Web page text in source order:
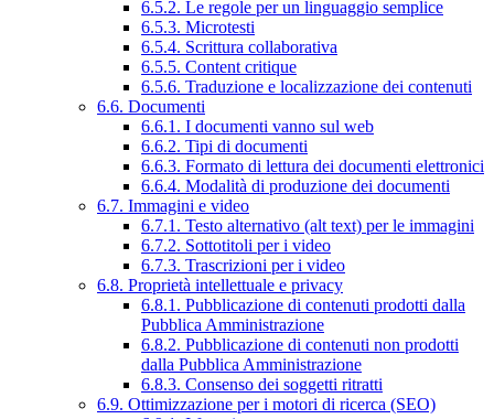
6.5.2. Le regole per un linguaggio semplice
6.5.3. Microtesti
6.5.4. Scrittura collaborativa
6.5.5. Content critique
6.5.6. Traduzione e localizzazione dei contenuti
6.6. Documenti
6.6.1. I documenti vanno sul web
6.6.2. Tipi di documenti
6.6.3. Formato di lettura dei documenti elettronici
6.6.4. Modalità di produzione dei documenti
6.7. Immagini e video
6.7.1. Testo alternativo (alt text) per le immagini
6.7.2. Sottotitoli per i video
6.7.3. Trascrizioni per i video
6.8. Proprietà intellettuale e privacy
6.8.1. Pubblicazione di contenuti prodotti dalla
Pubblica Amministrazione
6.8.2. Pubblicazione di contenuti non prodotti
dalla Pubblica Amministrazione
6.8.3. Consenso dei soggetti ritratti
6.9. Ottimizzazione per i motori di ricerca (SEO)